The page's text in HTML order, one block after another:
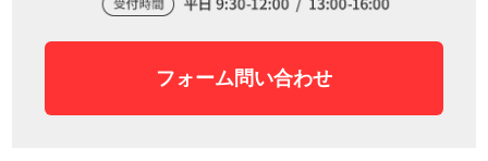
フォーム問い合わせ